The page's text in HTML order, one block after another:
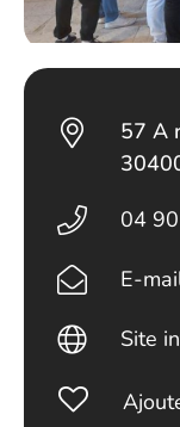
57 A
04
E-
Site